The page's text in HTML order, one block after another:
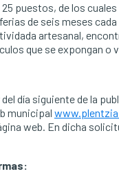
puestos, de los
de seis meses
artesanal,
que se expongan o
día siguiente de la
municipal
web. En dicha